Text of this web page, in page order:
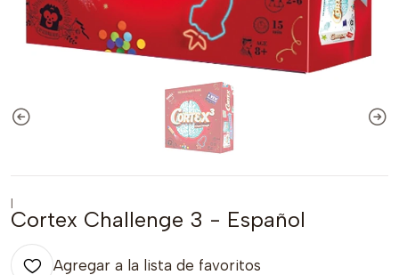
|
Cortex Challenge 3 - Español
Agregar a la lista de favoritos